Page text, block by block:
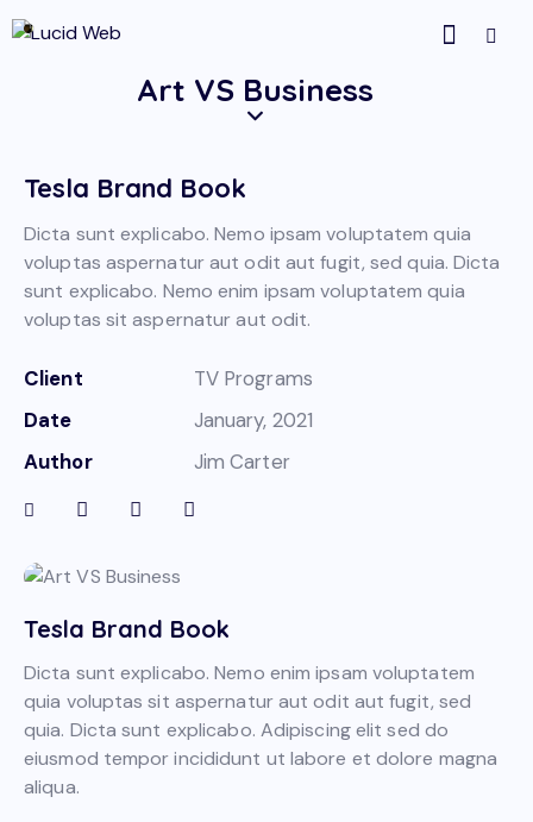
Art VS Business
Tesla Brand Book
Dicta sunt explicabo. Nemo enim ipsam voluptatem
quia voluptas sit aspernatur aut odit aut fugit, sed
quia. Dicta sunt explicabo. Adipiscing elit sed do
eiusmod tempor incididunt ut labore et dolore magna
aliqua.
Tesla Brand Book
Dicta sunt explicabo. Nemo ipsam voluptatem quia
voluptas aspernatur aut odit aut fugit, sed quia. Dicta
sunt explicabo. Nemo enim ipsam voluptatem quia
voluptas sit aspernatur aut odit.
Client
TV Programs
Date
January, 2021
Author
Jim Carter